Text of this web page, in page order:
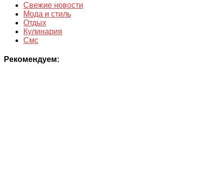
Свежие новости
Мода и стиль
Отдых
Кулинария
Смс
Рекомендуем: